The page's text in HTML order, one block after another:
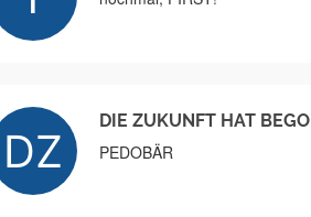
DIE ZUKUNFT HAT BEGO
PEDOBÄR